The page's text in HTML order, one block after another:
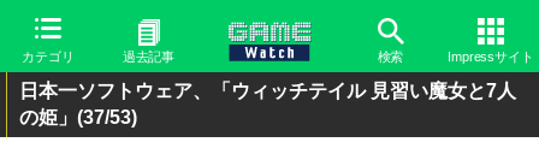
カテゴリ 過去記事 検索 Impressサイト
日本一ソフトウェア、「ウィッチテイル 見習い魔女と7人
の姫」 (37/53)